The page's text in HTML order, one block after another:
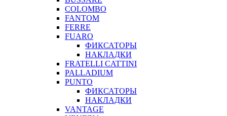
COLOMBO
FANTOM
FERRE
FUARO
ФИКСАТОРЫ
НАКЛАДКИ
FRATELLI CATTINI
PALLADIUM
PUNTO
ФИКСАТОРЫ
НАКЛАДКИ
VANTAGE